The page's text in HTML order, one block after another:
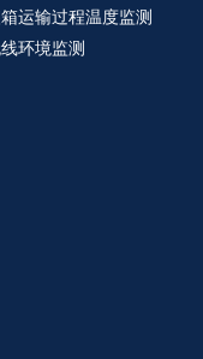
运输过程温度监测
环境监测